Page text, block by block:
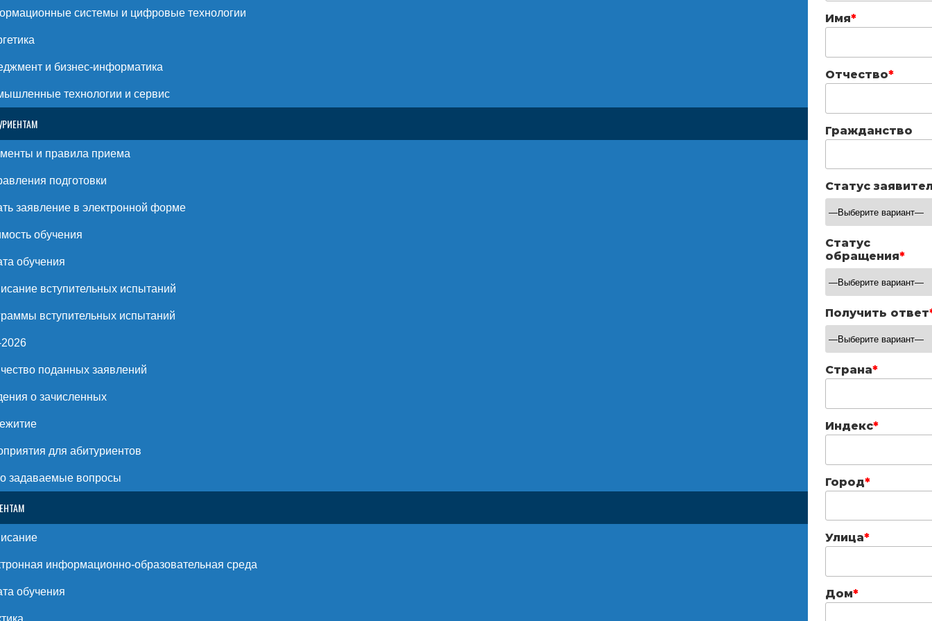
системы и цифровые технологии
и бизнес-информатика
технологии и сервис
и правила приема
подготовки
заявление в электронной форме
обучения
обучения
вступительных испытаний
вступительных испытаний
поданных заявлений
о зачисленных
для абитуриентов
задаваемые вопросы
информационно-образовательная среда
обучения
Имя*
Отчество*
Гражданство
Статус
Статус
обращения*
Получить ответ
Страна*
Индекс*
Город*
Улица*
Дом*